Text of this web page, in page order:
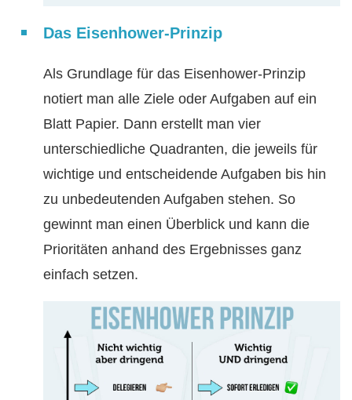
Das Eisenhower-Prinzip
Als Grundlage für das Eisenhower-Prinzip
notiert man alle Ziele oder Aufgaben auf ein
Blatt Papier. Dann erstellt man vier
unterschiedliche Quadranten, die jeweils für
wichtige und entscheidende Aufgaben bis hin
zu unbedeutenden Aufgaben stehen. So
gewinnt man einen Überblick und kann die
Prioritäten anhand des Ergebnisses ganz
einfach setzen.